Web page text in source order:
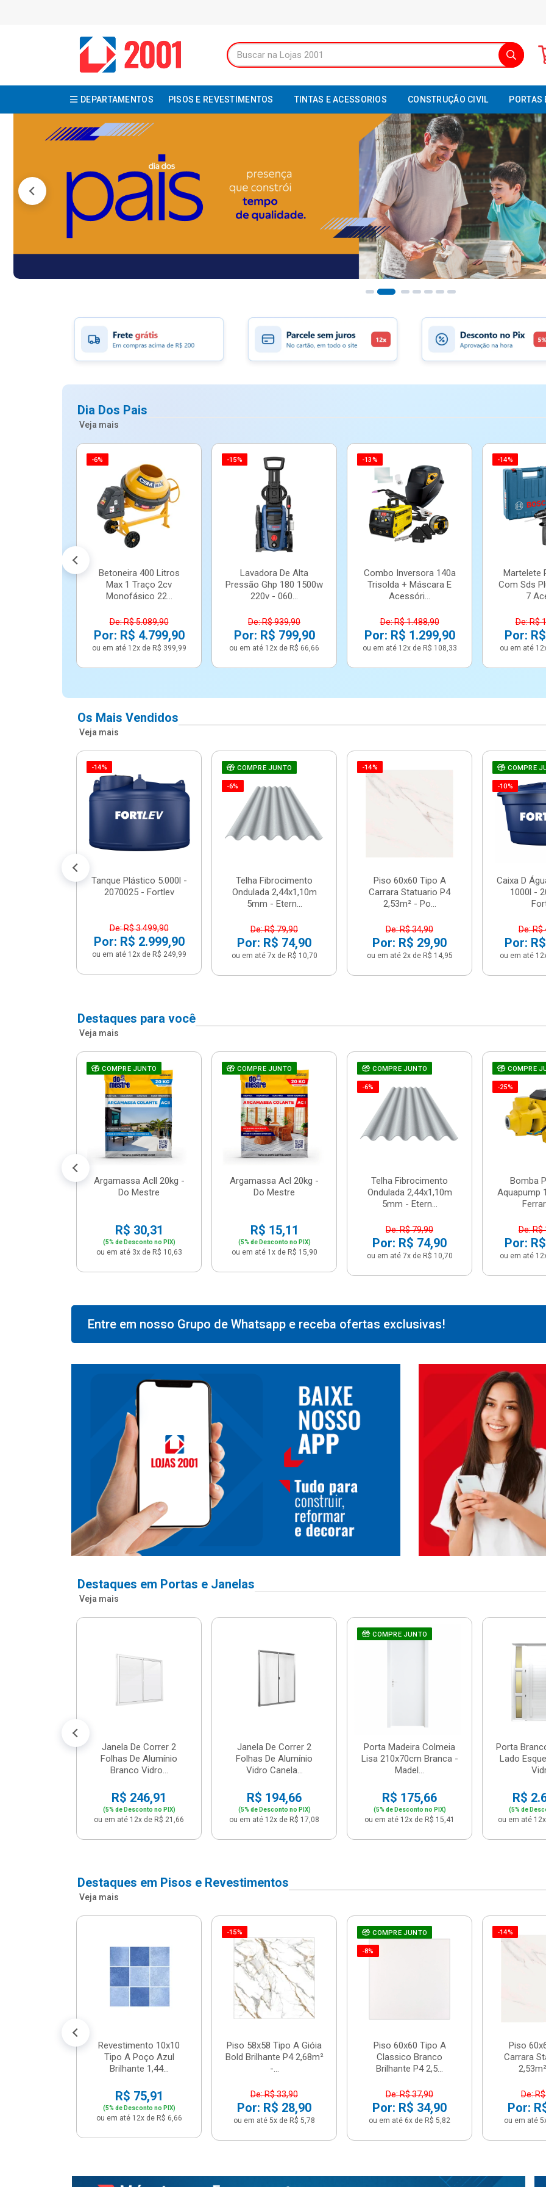
DEPARTAMENTOS PISOS E REVESTIMENTOS TINTAS E ACESSORIOS CONSTRUÇÃO CIVIL PORTAS
Dia Dos Pais
Veja mais
-6%
Betoneira 400 Litros
Max 1 Traço 2cv
Monofásico 22...
De: R$ 5.089,90
Por: R$ 4.799,90
ou em até 12x de R$ 399,99
-15%
Lavadora De Alta
Pressão Ghp 180 1500w
220v - 060...
De: R$ 939,90
Por: R$ 799,90
ou em até 12x de R$ 66,66
-13%
Combo Inversora 140a
Trisolda + Máscara E
Acessóri...
De: R$ 1.488,90
Por: R$ 1.299,90
ou em até 12x de R$ 108,33
-14%
Martelete
Com Sds
7
De: R$
Por:
ou em até
Os Mais Vendidos
Veja mais
-14%
Tanque Plástico 5.000l -
2070025 - Fortlev
De: R$ 3.499,90
Por: R$ 2.999,90
ou em até 12x de R$ 249,99
COMPRE JUNTO
-6%
Telha Fibrocimento
Ondulada 2,44x1,10m
5mm - Etern...
De: R$ 79,90
Por: R$ 74,90
ou em até 7x de R$ 10,70
-14%
Piso 60x60 Tipo A
Carrara Statuario P4
2,53m² - Po...
De: R$ 34,90
Por: R$ 29,90
ou em até 2x de R$ 14,95
COMPRE
-10%
Caixa D
1000l -
De: R$
Por:
ou em até
Destaques para você
Veja mais
COMPRE JUNTO
Argamassa Acll 20kg -
Do Mestre
R$ 30,31
(5% de Desconto no PIX)
ou em até 3x de R$ 10,63
COMPRE JUNTO
Argamassa Acl 20kg -
Do Mestre
R$ 15,11
(5% de Desconto no PIX)
ou em até 1x de R$ 15,90
COMPRE JUNTO
-6%
Telha Fibrocimento
Ondulada 2,44x1,10m
5mm - Etern...
De: R$ 79,90
Por: R$ 74,90
ou em até 7x de R$ 10,70
COMPRE
-25%
Bomba
Aquapump
De: R$
Por:
ou em até
Entre em nosso Grupo de Whatsapp e receba ofertas exclusivas!
Destaques em Portas e Janelas
Veja mais
Janela De Correr 2
Folhas De Alumínio
Branco Vidro...
R$ 246,91
(5% de Desconto no PIX)
ou em até 12x de R$ 21,66
Janela De Correr 2
Folhas De Alumínio
Vidro Canela...
R$ 194,66
(5% de Desconto no PIX)
ou em até 12x de R$ 17,08
COMPRE JUNTO
Porta Madeira Colmeia
Lisa 210x70cm Branca -
Madel...
R$ 175,66
(5% de Desconto no PIX)
ou em até 12x de R$ 15,41
Porta
Lado
R$
(5% de
ou em até
Destaques em Pisos e Revestimentos
Veja mais
Revestimento 10x10
Tipo A Poço Azul
Brilhante 1,44...
R$ 75,91
(5% de Desconto no PIX)
ou em até 12x de R$ 6,66
-15%
Piso 58x58 Tipo A Gióia
Bold Brilhante P4 2,68m²
-...
De: R$ 33,90
Por: R$ 28,90
ou em até 5x de R$ 5,78
COMPRE JUNTO
-8%
Piso 60x60 Tipo A
Classico Branco
Brilhante P4 2,5...
De: R$ 37,90
Por: R$ 34,90
ou em até 6x de R$ 5,82
-14%
Piso
Carrara
De:
Por:
ou em até